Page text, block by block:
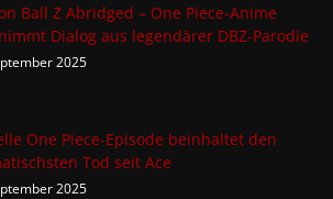
Ball Z Abridged – One Piece-Anime
Dialog aus legendärer DBZ-Parodie
2025
One Piece-Episode beinhaltet den
Tod seit Ace
2025